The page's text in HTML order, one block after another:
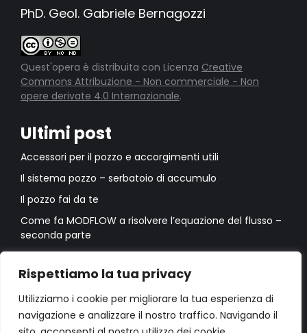
Rispettiamo la tua privacy
Utilizziamo i cookie per migliorare la tua esperienza di
navigazione e analizzare il nostro traffico. Navigando il
PhD. Geol. Gabriele Bernagozzi
Quest'opera è distribuita con Licenza Creative
Commons Attribuzione - Non commerciale - Non
opere derivate 4.0 Internazionale.
Ultimi post
Accessori per il pozzo e accorgimenti utili
Il sistema pozzo – serbatoio di accumulo
Il pozzo fai da te
Come fa MODFLOW a risolvere l’equazione del flusso –
seconda parte
prima parte